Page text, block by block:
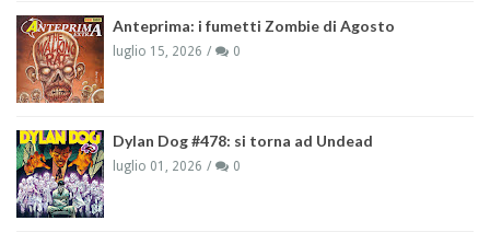
Anteprima: i fumetti Zombie di Agosto
luglio 15, 2026 0
Dylan Dog #478: si torna ad Undead
luglio 01, 2026 0